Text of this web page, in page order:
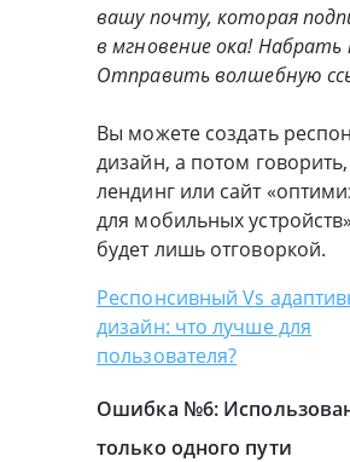
вашу почту, которая
в мгновение ока! Набрать
Отправить волшебную
Вы можете создать
дизайн, а потом
лендинг или сайт
для мобильных
будет лишь отговоркой.
Респонсивный Vs
дизайн: что лучше для
пользователя?
Ошибка №6:
только одного пути